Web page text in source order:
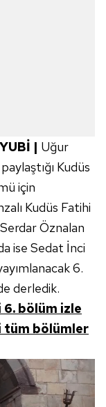
| Uğur
Kudüs
için
Kudüs Fatihi
Öznalan
ise Sedat İnci
6.
derledik.
bölüm izle
tüm bölümler